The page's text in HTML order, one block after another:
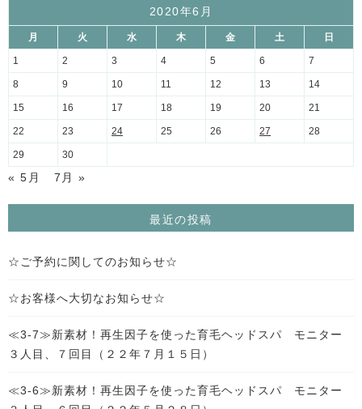
2020年6月
月 火 水 木 金 土 日
1 2 3 4 5 6 7
8 9 10 11 12 13 14
15 16 17 18 19 20 21
22 23 24 25 26 27 28
29 30
« 5月 7月 »
最近の投稿
☆ご予約に関してのお知らせ☆
☆お客様へ大切なお知らせ☆
≪3-7≫新素材！再生因子を使った育毛ヘッドスパ モニター
３人目、７回目（２２年７月１５日）
≪3-6≫新素材！再生因子を使った育毛ヘッドスパ モニター